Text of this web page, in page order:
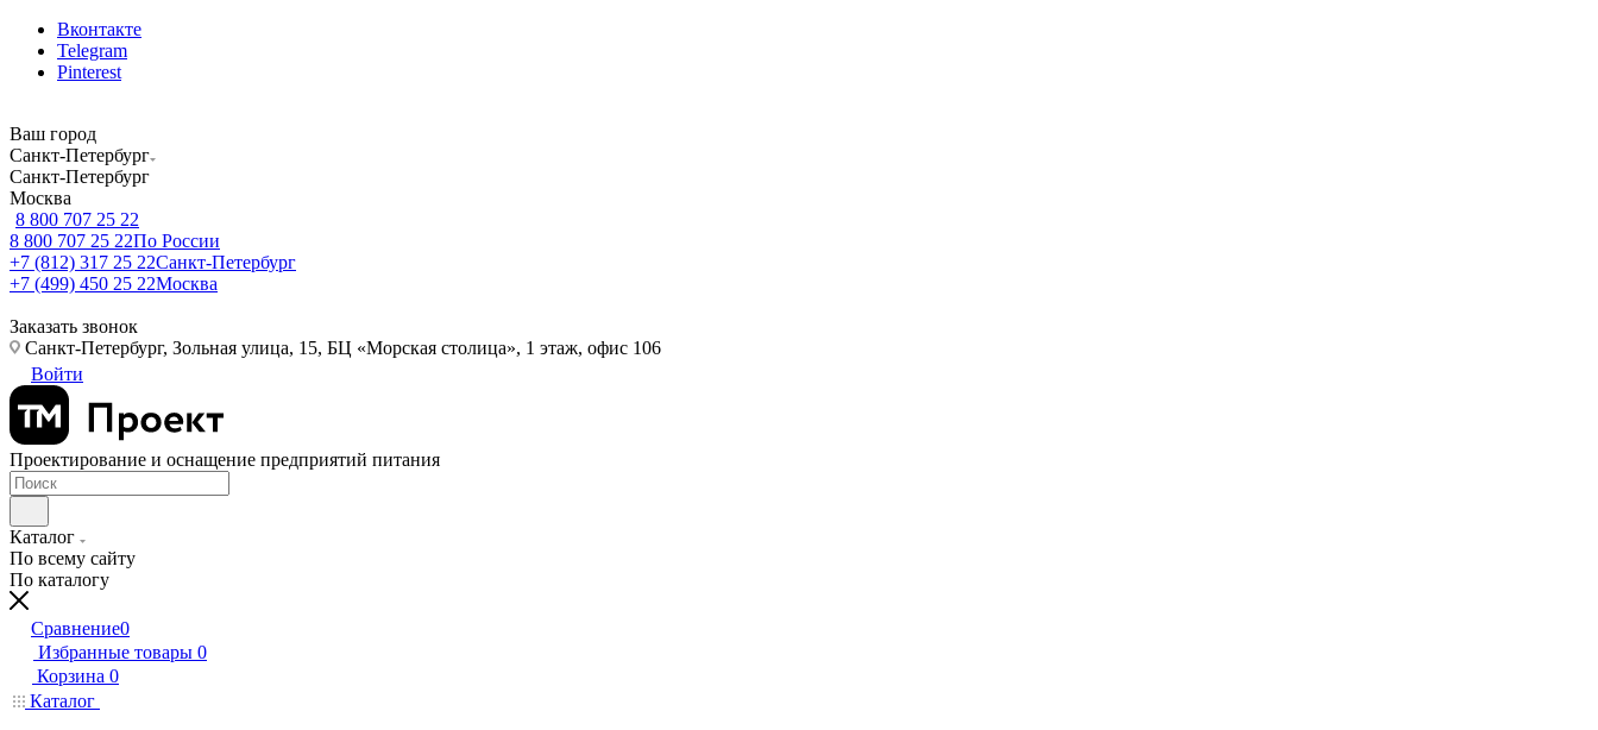
Вконтакте
Telegram
Pinterest
Ваш город
Санкт-Петербург
Санкт-Петербург
Москва
8 800 707 25 22
8 800 707 25 22По России
+7 (812) 317 25 22Санкт-Петербург
+7 (499) 450 25 22Москва
Заказать звонок
Санкт-Петербург, Зольная улица, 15, БЦ «Морская столица», 1 этаж, офис 106
Войти
Проектирование и оснащение предприятий питания
Каталог
По всему сайту
По каталогу
Сравнение0
Избранные товары 0
Корзина 0
Каталог